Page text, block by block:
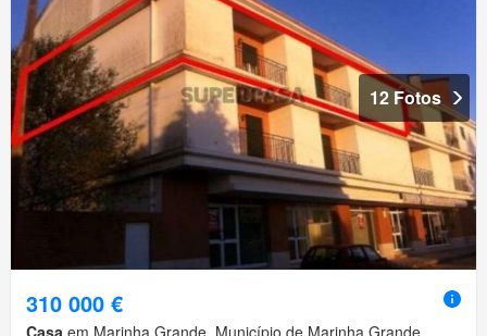
12 Fotos
310 000 €
Casa em Marinha Grande, Município de Marinha Grande,